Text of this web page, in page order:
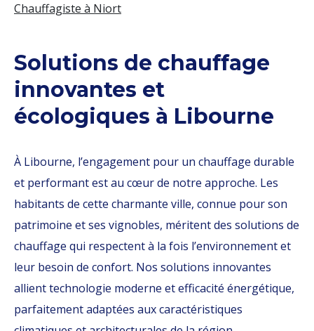
Chauffagiste à Niort
Solutions de chauffage
innovantes et
écologiques à Libourne
À Libourne, l’engagement pour un chauffage durable
et performant est au cœur de notre approche. Les
habitants de cette charmante ville, connue pour son
patrimoine et ses vignobles, méritent des solutions de
chauffage qui respectent à la fois l’environnement et
leur besoin de confort. Nos solutions innovantes
allient technologie moderne et efficacité énergétique,
parfaitement adaptées aux caractéristiques